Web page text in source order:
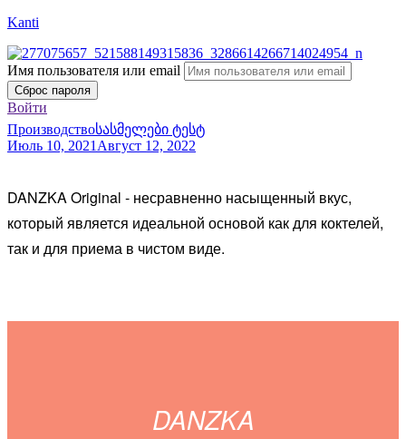
Kanti
Имя пользователя или email
Сброс пароля
Войти
Categories
Производствоსასმელები ტესტ
Июль 10, 2021 Август 12, 2022
DANZKA Original - несравненно насыщенный вкус,
который является идеальной основой как для коктелей,
так и для приема в чистом виде.
DANZKA